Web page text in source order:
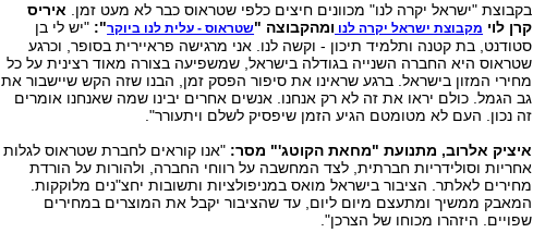
בקבוצת "ישראל יקרה לנו" מכוונים חיצים כלפי שטראוס כבר לא מעט זמן. איריס
קרן לוי מקבוצת ישראל יקרה לנו ומהקבוצה "שטראוס - עלית לנו ביוקר": "יש לי בן
סטודנט, בת קטנה ותלמיד תיכון - וקשה לנו. אני מרגישה פראיירית בסופר, וכרגע
שטראוס היא החברה השנייה בגודלה בישראל, שמשפיעה בצורה מאוד רצינית על כל
מחירי המזון בישראל. ברגע שראינו את סיפור הפסק זמן, הבנו שזה הקש שיישבור את
גב הגמל. כולם יראו את זה לא רק אנחנו. אנשים אחרים יבינו שמה שאנחנו אומרים
זה נכון. העם לא מטומטם הגיע הזמן שיפסיק לשלם ויתעורר".
איציק אלרוב, מתנועת "מחאת הקוטג'" מסר: "אנו קוראים לחברת שטראוס לגלות
אחריות וסולידריות חברתית, לצד המחשבה על רווחי החברה, ולהורות על הורדת
מחירים לאלתר. הציבור בישראל מואס במניפולציות ותשובות יחצ"נים מלוקקות.
המאבק ממשיך ומתעצם מיום ליום, עד שהציבור יקבל את המוצרים במחירים
שפויים. היזהרו מכוחו של הצרכן".